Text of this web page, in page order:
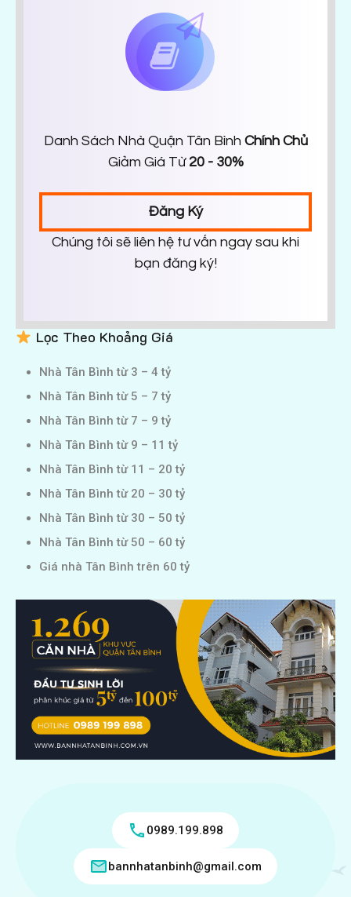
Danh Sách Nhà Quận Tân Bình Chính Chủ
Giảm Giá Từ 20 - 30%
Đăng Ký
Chúng tôi sẽ liên hệ tư vấn ngay sau khi
bạn đăng ký!
Lọc Theo Khoảng Giá
Nhà Tân Bình từ 3 – 4 tỷ
Nhà Tân Bình từ 5 – 7 tỷ
Nhà Tân Bình từ 7 – 9 tỷ
Nhà Tân Bình từ 9 – 11 tỷ
Nhà Tân Bình từ 11 – 20 tỷ
Nhà Tân Bình từ 20 – 30 tỷ
Nhà Tân Bình từ 30 – 50 tỷ
Nhà Tân Bình từ 50 – 60 tỷ
Giá nhà Tân Bình trên 60 tỷ
0989.199.898
bannhatanbinh@gmail.com